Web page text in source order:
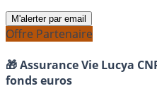
M'alerter par email
Offre Partenaire
🎁 Assurance Vie Lucya
fonds euros